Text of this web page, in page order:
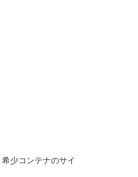
少コンテナのサイ